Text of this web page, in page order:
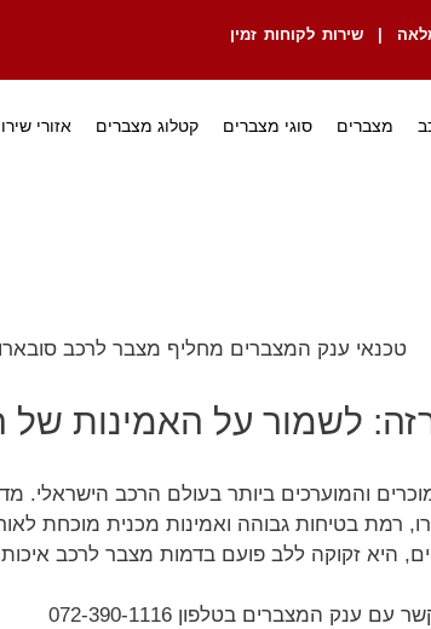
| שירות לקוחות זמין
מצברים סוגי מצברים קטלוג מצברים אזורי
לשמור על האמינות
והמוערכים ביותר בעולם הרכב הישראלי.
רמת בטיחות גבוהה ואמינות מכנית מוכחת
היא זקוקה ללב פועם בדמות מצבר לרכב
המצברים בטלפון 072-390-1116